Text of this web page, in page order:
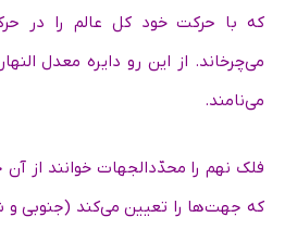
که با حرکت خود کل عالم را در
می‌چرخاند. از این‌ رو دایره معدل
می‌نامند.
فلک نهم را محدّدالجهات خوانند از
که جهت‌ها را تعیین می‌کند (جنوبی و